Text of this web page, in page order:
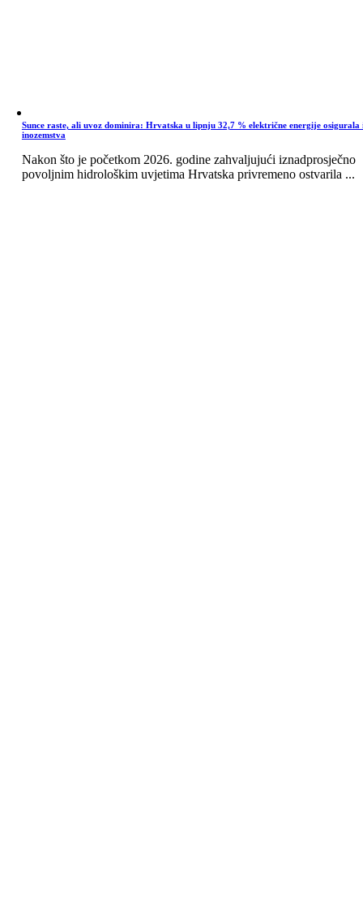
Sunce raste, ali uvoz dominira: Hrvatska u lipnju 32,7 % električne energije osigurala
inozemstva
Nakon što je početkom 2026. godine zahvaljujući iznadprosječno
povoljnim hidrološkim uvjetima Hrvatska privremeno ostvarila ...